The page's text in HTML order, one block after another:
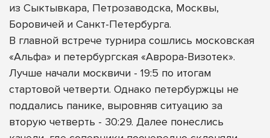
из Сыктывкара, Петрозаводска, Москвы,
Боровичей и Санкт-Петербурга.
В главной встрече турнира сошлись московская
«Альфа» и петербургская «Аврора-Визотек».
Лучше начали москвичи - 19:5 по итогам
стартовой четверти. Однако петербуржцы не
поддались панике, выровняв ситуацию за
вторую четверть - 30:29. Далее понеслись